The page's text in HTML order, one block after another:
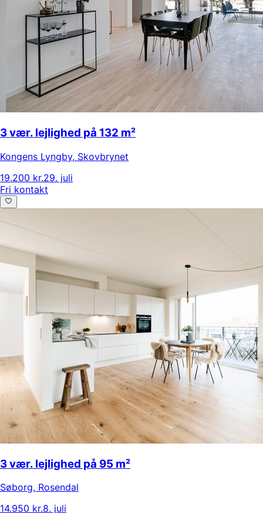
3 vær. lejlighed på 132 m²
Kongens Lyngby, Skovbrynet
19.200 kr.29. juli
Fri kontakt
3 vær. lejlighed på 95 m²
Søborg, Rosendal
14.950 kr.8. juli